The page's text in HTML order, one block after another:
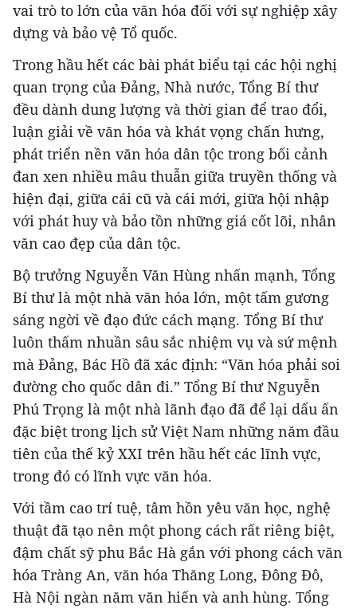
vai trò to lớn của văn hóa đối với sự nghiệp xây
dựng và bảo vệ Tổ quốc.
Trong hầu hết các bài phát biểu tại các hội nghị
quan trọng của Đảng, Nhà nước, Tổng Bí thư
đều dành dung lượng và thời gian để trao đổi,
luận giải về văn hóa và khát vọng chấn hưng,
phát triển nền văn hóa dân tộc trong bối cảnh
đan xen nhiều mâu thuẫn giữa truyền thống và
hiện đại, giữa cái cũ và cái mới, giữa hội nhập
với phát huy và bảo tồn những giá cốt lõi, nhân
văn cao đẹp của dân tộc.
Bộ trưởng Nguyễn Văn Hùng nhấn mạnh, Tổng
Bí thư là một nhà văn hóa lớn, một tấm gương
sáng ngời về đạo đức cách mạng. Tổng Bí thư
luôn thấm nhuần sâu sắc nhiệm vụ và sứ mệnh
mà Đảng, Bác Hồ đã xác định: “Văn hóa phải soi
đường cho quốc dân đi.” Tổng Bí thư Nguyễn
Phú Trọng là một nhà lãnh đạo đã để lại dấu ấn
đặc biệt trong lịch sử Việt Nam những năm đầu
tiên của thế kỷ XXI trên hầu hết các lĩnh vực,
trong đó có lĩnh vực văn hóa.
Với tầm cao trí tuệ, tâm hồn yêu văn học, nghệ
thuật đã tạo nên một phong cách rất riêng biệt,
đậm chất sỹ phu Bắc Hà gắn với phong cách văn
hóa Tràng An, văn hóa Thăng Long, Đông Đô,
Hà Nội ngàn năm văn hiến và anh hùng. Tổng